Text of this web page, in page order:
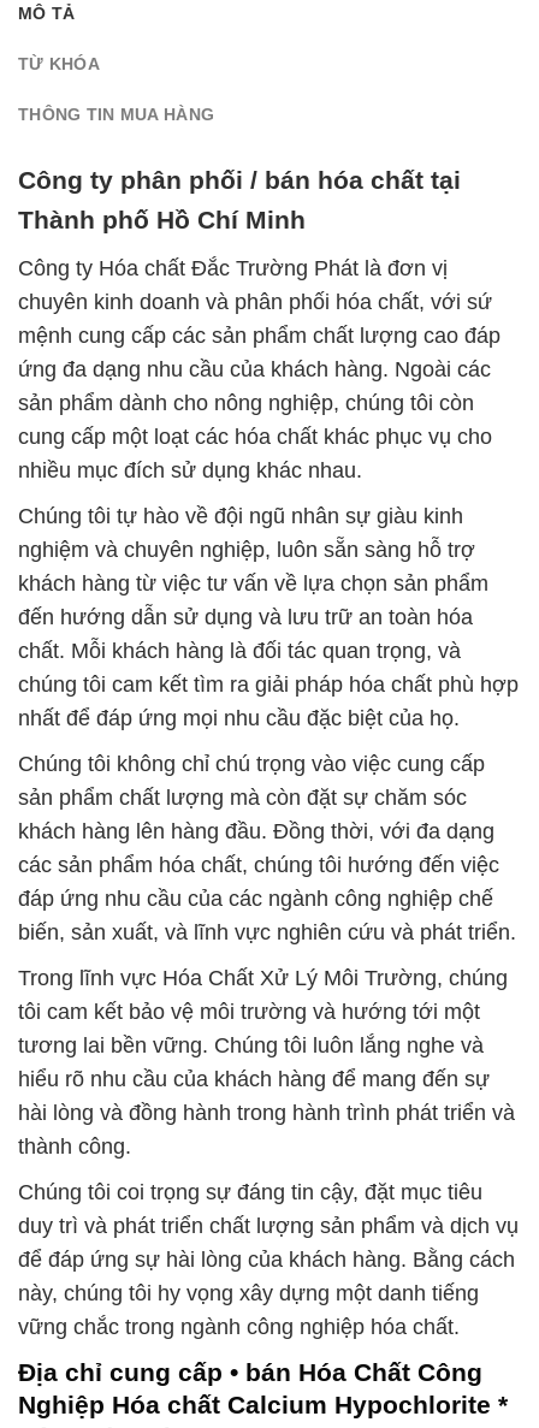
MÔ TẢ
TỪ KHÓA
THÔNG TIN MUA HÀNG
Công ty phân phối / bán hóa chất tại
Thành phố Hồ Chí Minh
Công ty Hóa chất Đắc Trường Phát là đơn vị
chuyên kinh doanh và phân phối hóa chất, với sứ
mệnh cung cấp các sản phẩm chất lượng cao đáp
ứng đa dạng nhu cầu của khách hàng. Ngoài các
sản phẩm dành cho nông nghiệp, chúng tôi còn
cung cấp một loạt các hóa chất khác phục vụ cho
nhiều mục đích sử dụng khác nhau.
Chúng tôi tự hào về đội ngũ nhân sự giàu kinh
nghiệm và chuyên nghiệp, luôn sẵn sàng hỗ trợ
khách hàng từ việc tư vấn về lựa chọn sản phẩm
đến hướng dẫn sử dụng và lưu trữ an toàn hóa
chất. Mỗi khách hàng là đối tác quan trọng, và
chúng tôi cam kết tìm ra giải pháp hóa chất phù hợp
nhất để đáp ứng mọi nhu cầu đặc biệt của họ.
Chúng tôi không chỉ chú trọng vào việc cung cấp
sản phẩm chất lượng mà còn đặt sự chăm sóc
khách hàng lên hàng đầu. Đồng thời, với đa dạng
các sản phẩm hóa chất, chúng tôi hướng đến việc
đáp ứng nhu cầu của các ngành công nghiệp chế
biến, sản xuất, và lĩnh vực nghiên cứu và phát triển.
Trong lĩnh vực Hóa Chất Xử Lý Môi Trường, chúng
tôi cam kết bảo vệ môi trường và hướng tới một
tương lai bền vững. Chúng tôi luôn lắng nghe và
hiểu rõ nhu cầu của khách hàng để mang đến sự
hài lòng và đồng hành trong hành trình phát triển và
thành công.
Chúng tôi coi trọng sự đáng tin cậy, đặt mục tiêu
duy trì và phát triển chất lượng sản phẩm và dịch vụ
để đáp ứng sự hài lòng của khách hàng. Bằng cách
này, chúng tôi hy vọng xây dựng một danh tiếng
vững chắc trong ngành công nghiệp hóa chất.
Địa chỉ cung cấp • bán Hóa Chất Công
Nghiệp Hóa chất Calcium Hypochlorite *